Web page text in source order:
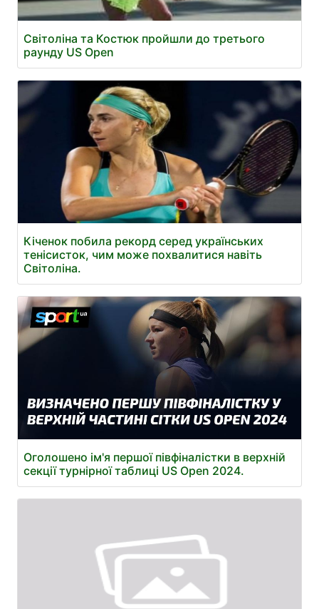
Світоліна та Костюк пройшли до третього
раунду US Open
Кіченок побила рекорд серед українських
тенісисток, чим може похвалитися навіть
Світоліна.
Оголошено ім'я першої півфіналістки в верхній
секції турнірної таблиці US Open 2024.